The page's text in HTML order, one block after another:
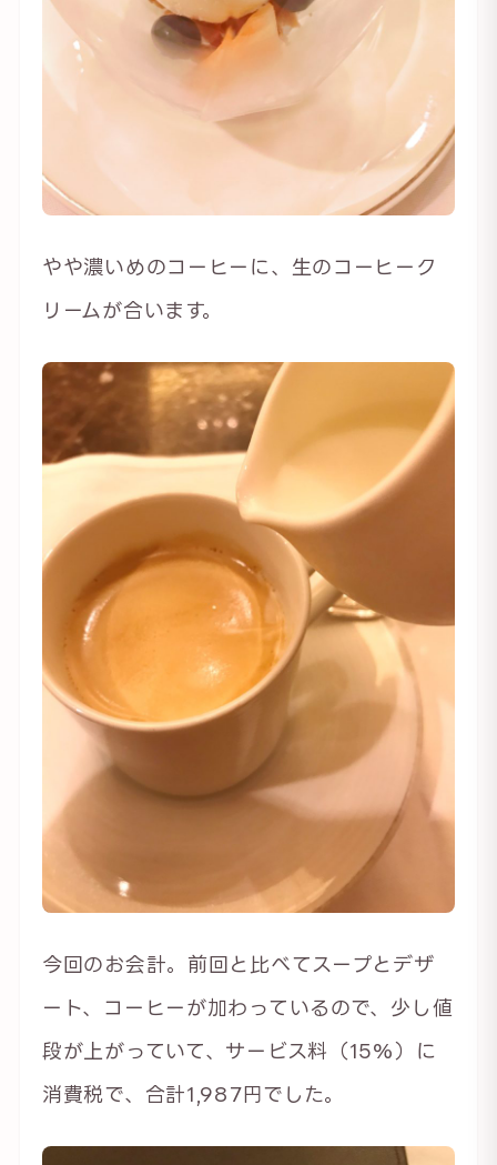
やや濃いめのコーヒーに、生のコーヒーク
リームが合います。
今回のお会計。前回と比べてスープとデザ
ート、コーヒーが加わっているので、少し値
段が上がっていて、サービス料（15%）に
消費税で、合計1,987円でした。